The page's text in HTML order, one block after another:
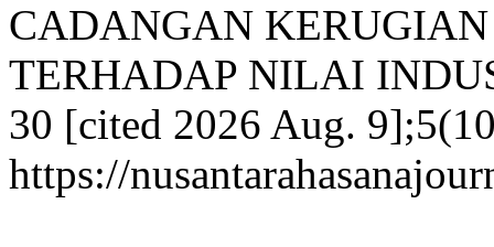
CADANGAN
TERHADAP NILAI
30 [cited 2026 Aug.
https://